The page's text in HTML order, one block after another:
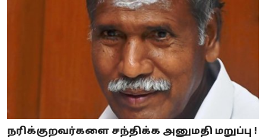
நரிக்குறவர்களை சந்திக்க அனுமதி மறுப்பு !